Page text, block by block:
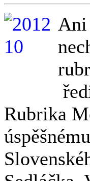
Ani
Rubrika